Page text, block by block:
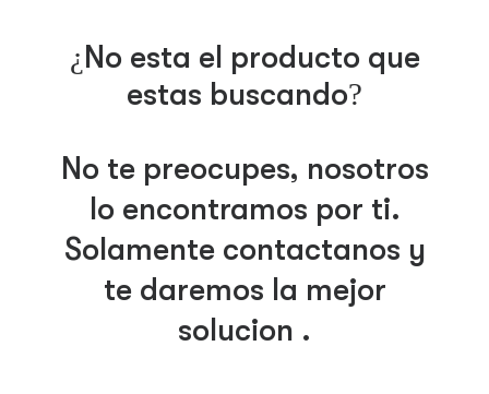
¿No esta el producto que
estas buscando?
No te preocupes, nosotros
lo encontramos por ti.
Solamente contáctanos y
te daremos la mejor
solución .